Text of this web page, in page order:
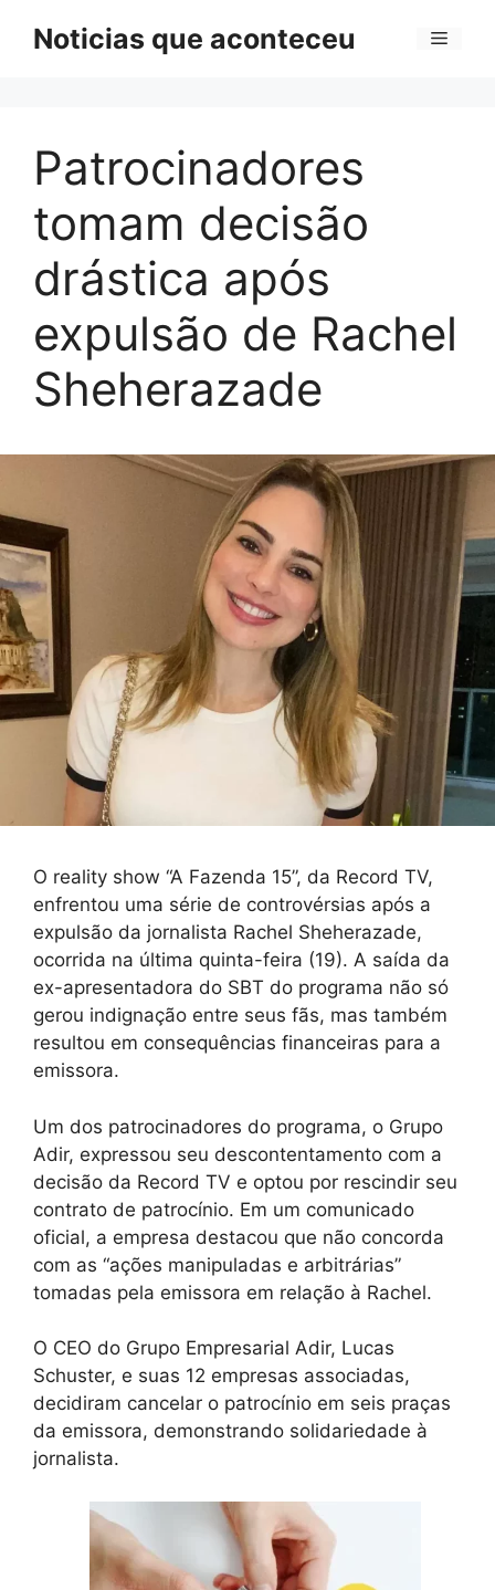
Noticias que aconteceu Menu
Patrocinadores
tomam decisão
drástica após
expulsão de Rachel
Sheherazade
O reality show “A Fazenda 15”, da Record TV,
enfrentou uma série de controvérsias após a
expulsão da jornalista Rachel Sheherazade,
ocorrida na última quinta-feira (19). A saída da
ex-apresentadora do SBT do programa não só
gerou indignação entre seus fãs, mas também
resultou em consequências financeiras para a
emissora.
Um dos patrocinadores do programa, o Grupo
Adir, expressou seu descontentamento com a
decisão da Record TV e optou por rescindir seu
contrato de patrocínio. Em um comunicado
oficial, a empresa destacou que não concorda
com as “ações manipuladas e arbitrárias”
tomadas pela emissora em relação à Rachel.
O CEO do Grupo Empresarial Adir, Lucas
Schuster, e suas 12 empresas associadas,
decidiram cancelar o patrocínio em seis praças
da emissora, demonstrando solidariedade à
jornalista.